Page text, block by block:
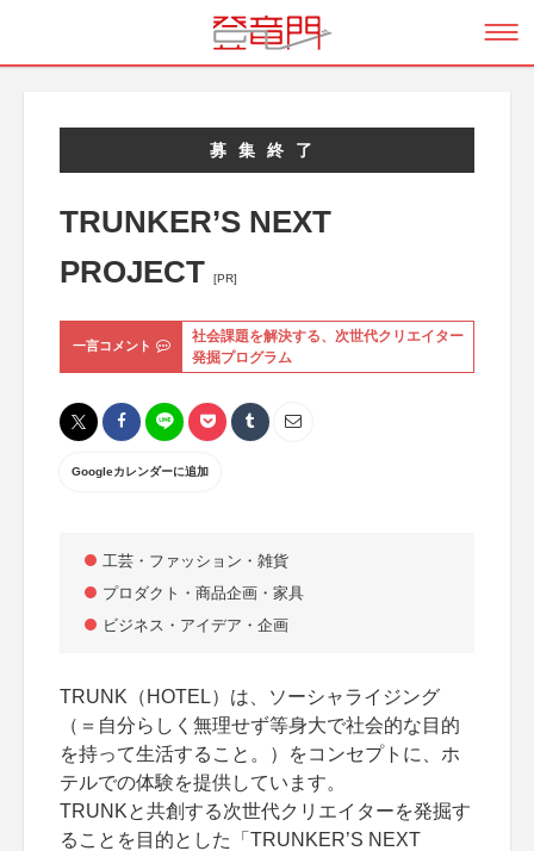
募集終了
TRUNKER’S NEXT
PROJECT
[PR]
一言コメント
社会課題を解決する、次世代クリエイター
発掘プログラム
Googleカレンダーに追加
工芸・ファッション・雑貨
プロダクト・商品企画・家具
ビジネス・アイデア・企画
TRUNK（HOTEL）は、ソーシャライジング
（＝自分らしく無理せず等身大で社会的な目的
を持って生活すること。）をコンセプトに、ホ
テルでの体験を提供しています。
TRUNKと共創する次世代クリエイターを発掘す
ることを目的とした「TRUNKER’S NEXT